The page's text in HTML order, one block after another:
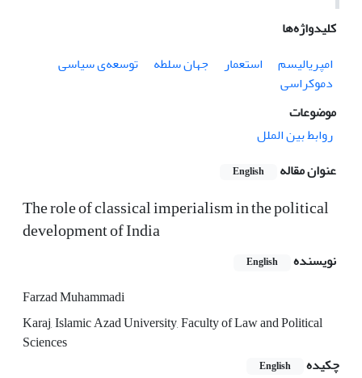
کلیدواژه‌ها
امپریالیسم
استعمار جهان سلطه
توسعه‌ی سیاسی
دموکراسی
موضوعات
روابط بین الملل
عنوان مقاله
English
The role of classical imperialism in the political
development of India
نویسنده English
Farzad Muhammadi
Karaj, Islamic Azad University, Faculty of Law and Political
Sciences
چکیده
English